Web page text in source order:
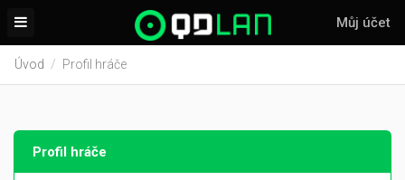
Můj účet
Úvod Profil hráče
Profil hráče